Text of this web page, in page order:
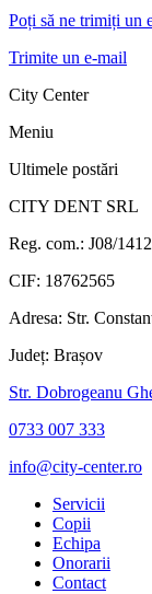
Poți să ne trimiți un
Trimite un e-mail
City Center
Meniu
Ultimele postări
CITY DENT SRL
Reg. com.: J08/
CIF: 18762565
Adresa: Str.
Județ: Brașov
Str. Dobrogeanu
0733 007 333
info@city-center.ro
Servicii
Copii
Echipa
Onorarii
Contact